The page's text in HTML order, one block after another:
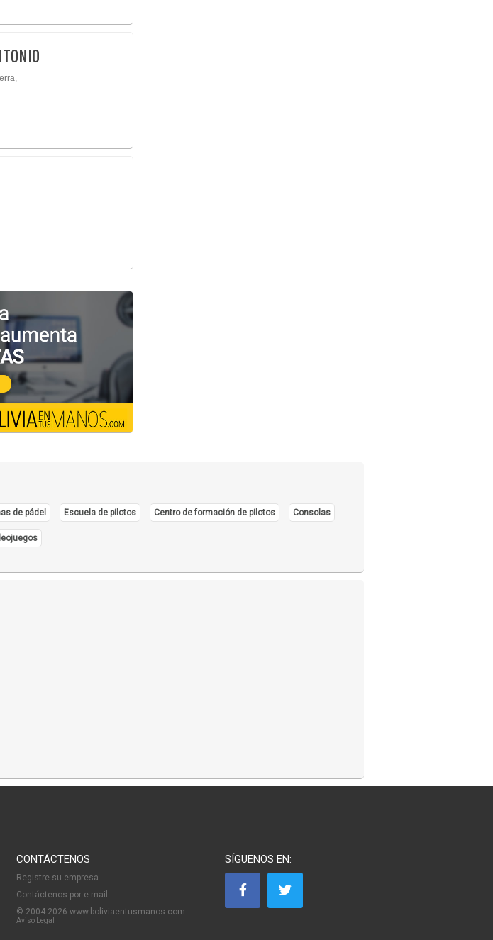
de pádel Escuela de pilotos Centro de formación de pilotos Consolas
CONTÁCTENOS
Registre su empresa
Contáctenos por e-mail
© 2004-2026 www.boliviaentusmanos.com
Aviso Legal
SÍGUENOS EN: